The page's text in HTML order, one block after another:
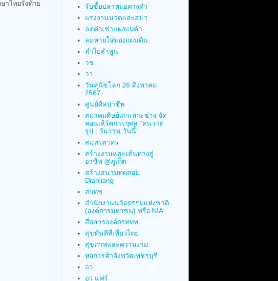
าไทยรั้งท้าย
รับซื้อปลาหมอคางดำ
แรงงานนวดและสปา
ลดค่าเช่าแผงแม่ค้า
ลมหายใจของแผ่นดิน
ลำไยลำพูน
วช
วว
วันสุนัขโลก 26 สิงหาคม
2567
ศูนย์ศิลปาชีพ
สมาคมศิษย์เก่าเพาะช่าง จัด
คอนเสิร์ตการกุศล “คนวาด
รูป : วันวาน วันนี้”
สมุทรสาคร
สร้างงานและเส้นทางสู่
อาชีพ @ภูเก็ต
สร้างสนามทดสอบ
Dianjiang
สวทช
สำนักงานนวัตกรรมแห่งชาติ
(องค์การมหาชน) หรือ NIA
สื่อสารองค์กรททท
สุขทันทีที่เที่ยวไทย
สุขภาพและความงาม
หอการค้าจังหวัดเพชรบุรี
อว
อว แฟร์